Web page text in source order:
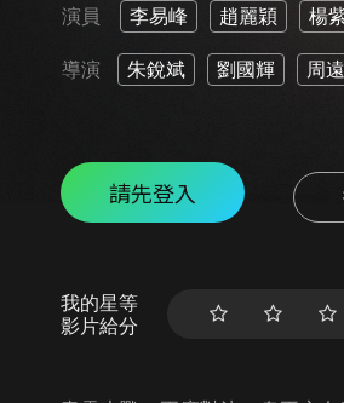
演員 李易峰 趙麗穎 楊
導演 朱銳斌 劉國輝 周
請先登入
我的星等
影片給分